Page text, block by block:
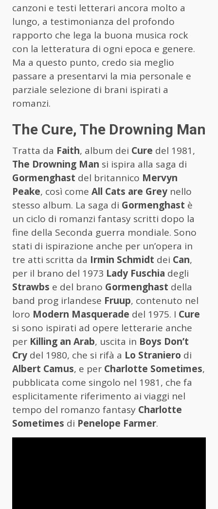
canzoni e testi letterari ancora molto a
lungo, a testimonianza del profondo
rapporto che lega la buona musica rock
con la letteratura di ogni epoca e genere.
Ma a questo punto, credo sia meglio
passare a presentarvi la mia personale e
parziale selezione di brani ispirati a
romanzi.
The Cure, The Drowning Man
Tratta da Faith, album dei Cure del 1981,
The Drowning Man si ispira alla saga di
Gormenghast del britannico Mervyn
Peake, così come All Cats are Grey nello
stesso album. La saga di Gormenghast è
un ciclo di romanzi fantasy scritti dopo la
fine della Seconda guerra mondiale. Sono
stati di ispirazione anche per un’opera in
tre atti scritta da Irmin Schmidt dei Can,
per il brano del 1973 Lady Fuschia degli
Strawbs e del brano Gormenghast della
band prog irlandese Fruup, contenuto nel
loro Modern Masquerade del 1975. I Cure
si sono ispirati ad opere letterarie anche
per Killing an Arab, uscita in Boys Don’t
Cry del 1980, che si rifà a Lo Straniero di
Albert Camus, e per Charlotte Sometimes,
pubblicata come singolo nel 1981, che fa
esplicitamente riferimento ai viaggi nel
tempo del romanzo fantasy Charlotte
Sometimes di Penelope Farmer.